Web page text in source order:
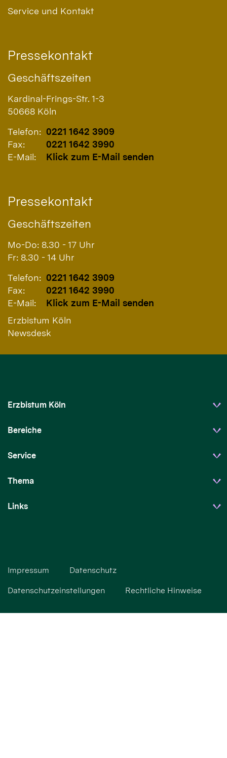
Service und Kontakt
Pressekontakt
Geschäftszeiten
Kardinal-Frings-Str. 1-3
50668 Köln
Telefon: 0221 1642 3909
Fax:
0221 1642 3990
E-Mail:
Klick zum E-Mail senden
Pressekontakt
Geschäftszeiten
Mo-Do: 8.30 - 17 Uhr
Fr: 8.30 - 14 Uhr
Telefon: 0221 1642 3909
Fax:
0221 1642 3990
E-Mail:
Klick zum E-Mail senden
Erzbistum Köln
Newsdesk
Erzbistum Köln
Bereiche
Service
Thema
Links
Impressum Datenschutz
Datenschutzeinstellungen Rechtliche Hinweise